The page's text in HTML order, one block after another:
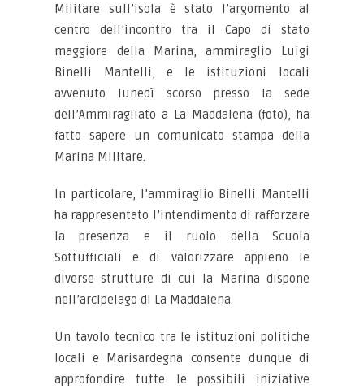
Militare sull’isola è stato l’argomento al
centro dell’incontro tra il Capo di stato
maggiore della Marina, ammiraglio Luigi
Binelli Mantelli, e le istituzioni locali
avvenuto lunedì scorso presso la sede
dell’Ammiragliato a La Maddalena (foto), ha
fatto sapere un comunicato stampa della
Marina Militare.
In particolare, l’ammiraglio Binelli Mantelli
ha rappresentato l’intendimento di rafforzare
la presenza e il ruolo della Scuola
Sottufficiali e di valorizzare appieno le
diverse strutture di cui la Marina dispone
nell’arcipelago di La Maddalena.
Un tavolo tecnico tra le istituzioni politiche
locali e Marisardegna consente dunque di
approfondire tutte le possibili iniziative